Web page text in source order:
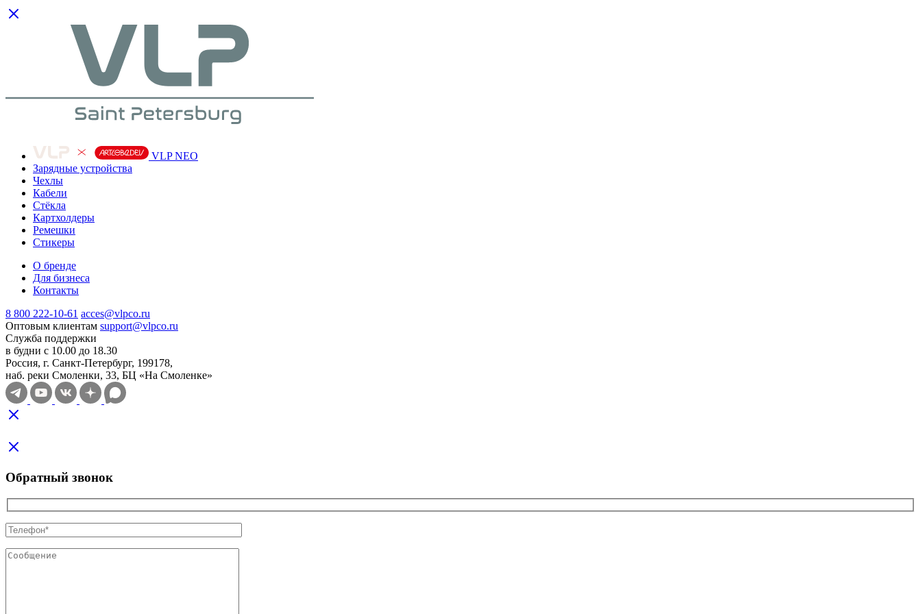
VLP NEO
Зарядные устройства
Чехлы
Кабели
Cтёкла
Картхолдеры
Ремешки
Стикеры
О бренде
Для бизнеса
Контакты
8 800 222-10-61 acces@vlpco.ru
Оптовым клиентам support@vlpco.ru
Служба поддержки
в будни с 10.00 до 18.30
Россия, г. Санкт-Петербург, 199178,
наб. реки Смоленки, 33, БЦ «На Смоленке»
Обратный звонок